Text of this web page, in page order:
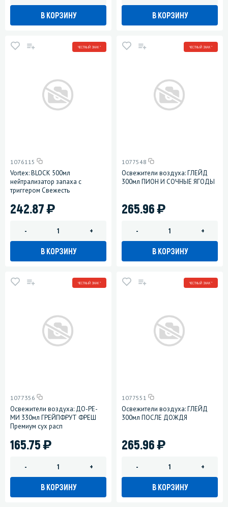
В КОРЗИНУ В КОРЗИНУ
ЧЕСТНЫЙ ЗНАК *
1076115
Vortex: BLOCK 500мл
нейтрализатор запаха с
триггером Свежесть
242.87)
- +
В КОРЗИНУ
ЧЕСТНЫЙ ЗНАК *
1077548
Освежители воздуха: ГЛЕЙД
300мл ПИОН И СОЧНЫЕ ЯГОДЫ
265.96)
- +
В КОРЗИНУ
ЧЕСТНЫЙ ЗНАК *
1077356
Освежители воздуха: ДО-РЕ-
МИ 330мл ГРЕЙПФРУТ ФРЕШ
Премиум сух расп
165.75)
- +
В КОРЗИНУ
ЧЕСТНЫЙ ЗНАК *
1077551
Освежители воздуха: ГЛЕЙД
300мл ПОСЛЕ ДОЖДЯ
265.96)
- +
В КОРЗИНУ